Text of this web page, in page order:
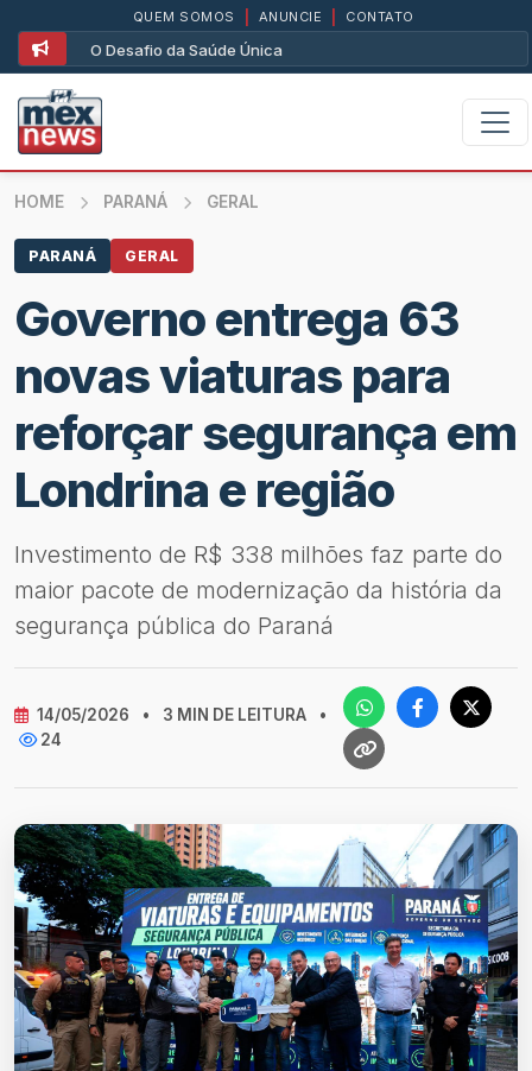
O Desafio da Saúde Única
QUEM SOMOS ANUNCIE CONTATO
HOME PARANÁ GERAL
PARANÁ GERAL
Governo entrega 63
novas viaturas para
reforçar segurança em
Londrina e região
Investimento de R$ 338 milhões faz parte do
maior pacote de modernização da história da
segurança pública do Paraná
14/05/2026 • 3 MIN DE LEITURA
•
24